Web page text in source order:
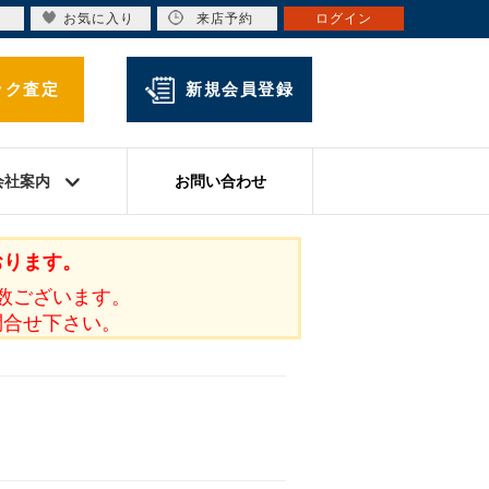
査定 新規会員登録
社案内 お問い合わせ
ます。
ざいます。
せ下さい。
お気に入り 来店予約 ログイン